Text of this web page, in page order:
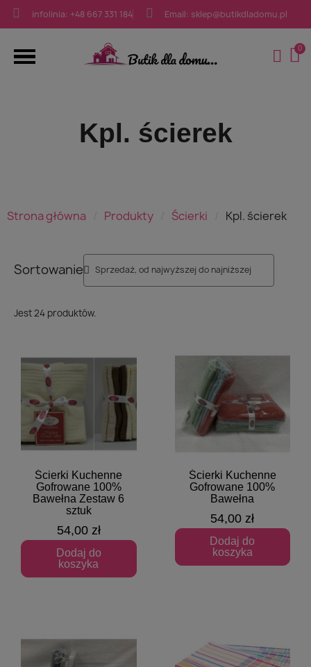
infolinia: +48 667 331 184 Email: sklep@butikdladomu.pl
Kpl. ścierek
Strona główna Produkty Ścierki Kpl. ścierek
Jest 24 produktów.
Sortowanie
Szybki podgląd
Ścierki Kuchenne
Gofrowane 100%
Bawełna Zestaw 6
sztuk
54,00 zł
Dodaj do
koszyka
Szybki podgląd
Ścierki Kuchenne
Gofrowane 100%
Bawełna
54,00 zł
Dodaj do
koszyka